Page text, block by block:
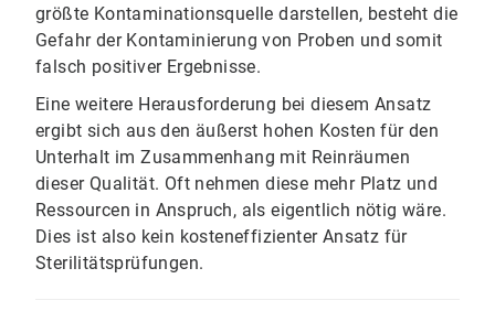
größte Kontaminationsquelle darstellen, besteht die
Gefahr der Kontaminierung von Proben und somit
falsch positiver Ergebnisse.
Eine weitere Herausforderung bei diesem Ansatz
ergibt sich aus den äußerst hohen Kosten für den
Unterhalt im Zusammenhang mit Reinräumen
dieser Qualität. Oft nehmen diese mehr Platz und
Ressourcen in Anspruch, als eigentlich nötig wäre.
Dies ist also kein kosteneffizienter Ansatz für
Sterilitätsprüfungen.